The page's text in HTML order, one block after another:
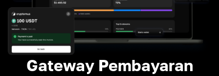
Gateway Pembayaran